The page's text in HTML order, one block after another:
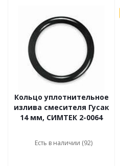
Кольцо уплотнительное
излива смесителя Гусак
14 мм, СИМТЕК 2-0064
Есть в наличии (92)